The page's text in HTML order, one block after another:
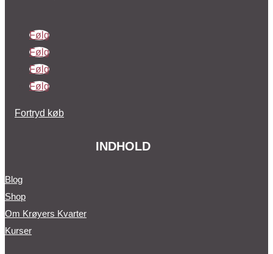
Følg
Følg
Følg
Følg
Fortryd køb
INDHOLD
Blog
Shop
Om Krøyers Kvarter
Kurser